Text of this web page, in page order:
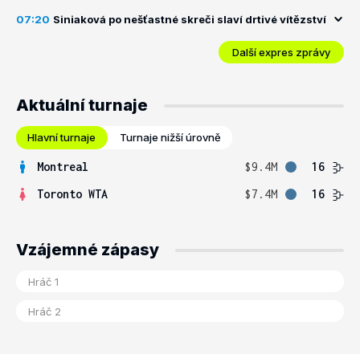
07:20 Siniaková po nešťastné skreči slaví drtivé vítězství
Další expres zprávy
Aktuální turnaje
Hlavní turnaje Turnaje nižší úrovně
Montreal $9.4M
16
Toronto WTA
$7.4M 16
Vzájemné zápasy